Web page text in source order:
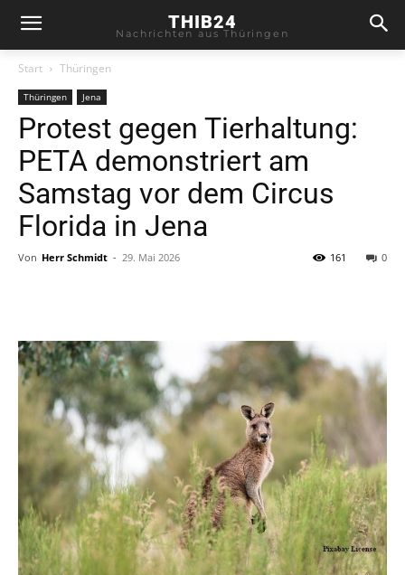
THIB24
Nachrichten aus Thüringen
Start Thüringen
Thüringen Jena
Protest gegen Tierhaltung:
PETA demonstriert am
Samstag vor dem Circus
Florida in Jena
Von Herr Schmidt - 29. Mai 2026 0
161